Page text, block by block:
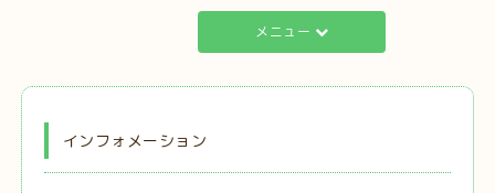
メニュー
インフォメーション